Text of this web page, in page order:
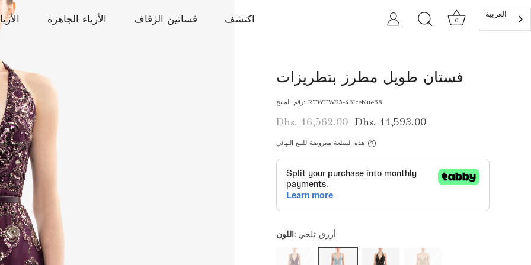
الأزياء الجاهزة فساتين الزفاف اكتشف 0
العربية‏
فستان طويل مطرز بتطريزات
رقم المنتج: RTWFW25-46Iceblue38
Dhs. 16,562.00 Dhs. 11,593.00
هذه السلعة معروضة للبيع النهائي
اللون: أزرق ثلجي